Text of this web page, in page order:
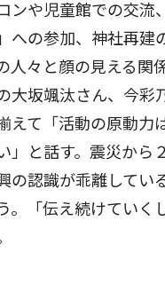
ンや児童館での交流
への参加、神社再建
人々と顔の見える関
大坂颯汰さん、今彩
えて「活動の原動力
」と話す。震災から
の認識が乖離してい
。「伝え続けていく